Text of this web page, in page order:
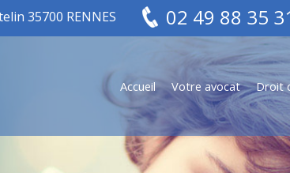
35700 RENNES 02 49 88 35
Accueil Votre avocat Droit